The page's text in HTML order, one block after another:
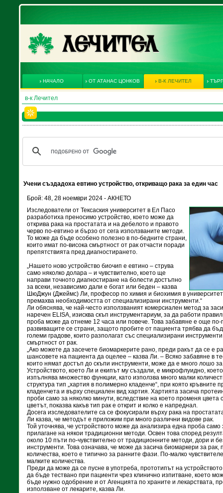
НАЧАЛО ОТ АТАНАС ЦОНКОВ В-К ЛЕЧИТЕЛ
в-к Лечител
Учени създадоха евтино устройство, откриващо рака за един час
Брой: 48, 28 ноември 2024 - АКНЕТО
Изследователи от Тексаския университет в Ел Пасо
разработиха преносимо устройство, което може да
открива рака на простатата и на дебелото и правото
черво по-евтино и бързо от сега използваните методи.
То може да бъде особено полезно в по-бедните страни,
които имат по-висока смъртност от рак отчасти поради
препятствията пред диагностирането.
„Нашето ново устройство биочип е евтино – струва
само няколко долара – и чувствително, което ще
направи точното диагностиране на болести достъпно
за всеки, независимо дали е богат или беден – казва
ШюДжун (Джеймс) Ли, професор по химия и биохимия в
премахва необходимостта от специализирани инструменти.“
Ли обяснява, че най-често използваният комерсиален метод за
наречен ELISA, изисква скъп инструментариум, за да работи
проба може да отнеме 12 часа или повече. Това забавяне е още по-
развиващите се страни, защото пробите от пациента трябва да
големи градове, които разполагат със специализирани
смъртност от рак.
„Ако можете да засечете биомаркерите рано, преди ракът да се е
шансовете на пациента да оцелее – казва Ли. – Всяко забавяне в
които нямат достъп до скъпи инструменти, може да е много лошо
Устройството, което Ли и екипът му създали, е микрофлуидно,
изпълнява множество функции, като използва много малки
структура тип „хартия в полимерно кладенче“, при която кръвните
кладенчета и върху специален вид хартия. Хартията засича
проби само за няколко минути, вследствие на което променя цвета
цветът, показва какъв тип рак е открит и колко е напреднал.
Досега изследователите са се фокусирали върху рака на
Ли казва, че методът е приложим при много различни видове рак.
Той уточнява, че устройството може да анализира една проба само
прилагане на някои традиционни методи. Освен това според
около 10 пъти по-чувствително от традиционните методи, дори и
инструменти. Това означава, че може да засича биомаркери за рак,
количества, което е типично за ранните фази. По-малко
малките количества.
Преди да може да се пусне в употреба, прототипът на
да бъде тествано при пациенти чрез клинично изпитване, което
бъде нужно одобрение и от Агенцията по храните и лекарствата,
използване от лекарите, казва Ли.